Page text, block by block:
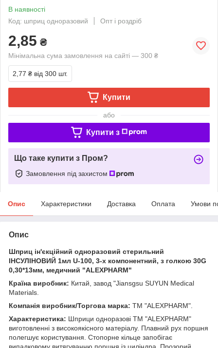
В наявності
Код: шприц одноразовий
Опт і роздріб
2,85 ₴
Мінімальна сума замовлення на сайті — 300 ₴
2,77 ₴ від 300 шт.
Купити
або
Купити з
Що таке купити з Пром?
Замовлення під захистом
Опис Характеристики Доставка Оплата Умови
Опис
Шприц ін'єкційний одноразовий стерильний
ІНСУЛІНОВИЙ 1мл U-100, 3-х компонентний, з голкою 30G
0,30*13мм, медичний "ALEXPHARM"
Країна виробник: Китай, завод "Jiansgsu SUYUN Medical
Materials.
Компанія виробник/Торгова марка: ТМ "ALEXPHARM".
Характеристика: Шприци одноразові ТМ "ALEXPHARM"
виготовленні з високоякісного матеріалу. Плавний рух поршня
полегшує користування. Стопорне кільце запобігає
випадковому витягуванню поршня із циліндра. Прозорий